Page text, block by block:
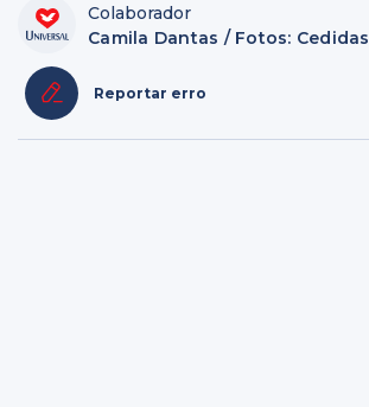
Colaborador
Camila Dantas / Fotos: Cedidas
Reportar erro